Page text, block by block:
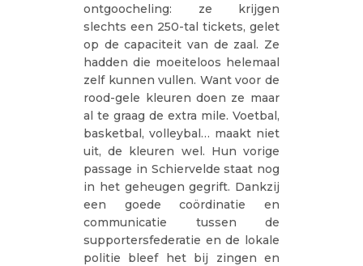
ontgoocheling: ze krijgen
slechts een 250-tal tickets, gelet
op de capaciteit van de zaal. Ze
hadden die moeiteloos helemaal
zelf kunnen vullen. Want voor de
rood-gele kleuren doen ze maar
al te graag de extra mile. Voetbal,
basketbal, volleybal… maakt niet
uit, de kleuren wel. Hun vorige
passage in Schiervelde staat nog
in het geheugen gegrift. Dankzij
een goede coördinatie en
communicatie tussen de
supportersfederatie en de lokale
politie bleef het bij zingen en